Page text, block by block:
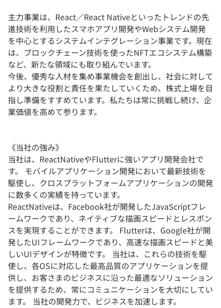
主力事業は、React／React Nativeといったトレンドの先
進技術を利用したスマホアプリ開発やWebシステム開発
を中心とするシステムインテグレーション事業です。現在
は、ブロックチェーン技術を使ったNFTエコシステム構築
など、新たな領域にも取り組んでいます。
今後、優秀な人材を集め事業機会を創出し、社会に対して
より大きな役割と責任を果たしていくため、株式上場を目
指し準備をすすめています。私たちは常に挑戦し続け、企
業価値を高めて参ります。
《当社の強み》
当社は、ReactNativeやFlutterに強いアプリ開発会社で
す。 モバイルアプリケーション開発において最新技術を
駆使し、クロスプラットフォームアプリケーションの開発
に数多くの実績を持っています。
ReactNativeは、Facebook社が開発したJavaScriptフレ
ームワークであり、ネイティブな描画スピードとレスポン
スを実現することができます。 Flutterは、Google社が開
発したUIフレームワークであり、高速な描画スピードと美
しいUIデザインが特徴です。 当社は、これらの技術を駆
使し、各OSに対応した最高品質のアプリケーションを提
供し、お客さまのビジネスに沿った最適なソリューション
を提供するため、常にコミュニケーションを大切にしてい
ます。 当社の開発力で、ビジネスを加速します。